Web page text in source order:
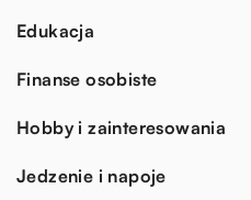
Edukacja
Finanse osobiste
Hobby i zainteresowania
Jedzenie i napoje